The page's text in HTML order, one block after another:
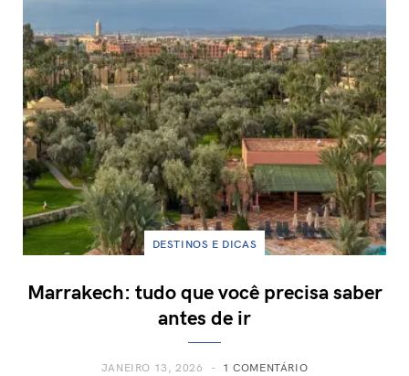
DESTINOS E DICAS
Marrakech: tudo que você precisa saber
antes de ir
JANEIRO 13, 2026 1 COMENTÁRIO